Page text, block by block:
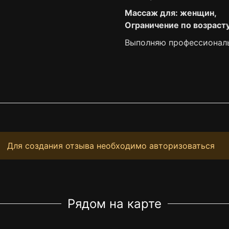
Массаж для: женщин,
Ограничение по
Выполняю
Для создания отзыва необходимо авторизоваться
Рядом на карте